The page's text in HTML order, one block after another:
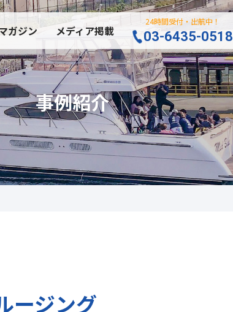
ガジン メディア掲載
24時間受付・出航中！
03-6435-0518
事例紹介
ージング